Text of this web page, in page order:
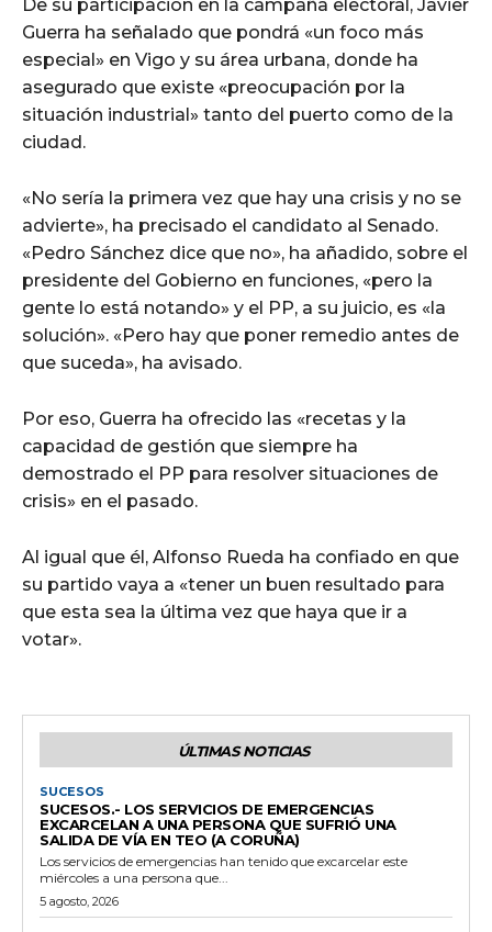
De su participación en la campaña electoral, Javier
Guerra ha señalado que pondrá «un foco más
especial» en Vigo y su área urbana, donde ha
asegurado que existe «preocupación por la
situación industrial» tanto del puerto como de la
ciudad.
«No sería la primera vez que hay una crisis y no se
advierte», ha precisado el candidato al Senado.
«Pedro Sánchez dice que no», ha añadido, sobre el
presidente del Gobierno en funciones, «pero la
gente lo está notando» y el PP, a su juicio, es «la
solución». «Pero hay que poner remedio antes de
que suceda», ha avisado.
Por eso, Guerra ha ofrecido las «recetas y la
capacidad de gestión que siempre ha
demostrado el PP para resolver situaciones de
crisis» en el pasado.
Al igual que él, Alfonso Rueda ha confiado en que
su partido vaya a «tener un buen resultado para
que esta sea la última vez que haya que ir a
votar».
ÚLTIMAS NOTICIAS
SUCESOS
SUCESOS.- LOS SERVICIOS DE EMERGENCIAS
EXCARCELAN A UNA PERSONA QUE SUFRIÓ UNA
SALIDA DE VÍA EN TEO (A CORUÑA)
Los servicios de emergencias han tenido que excarcelar este
miércoles a una persona que...
5 agosto, 2026